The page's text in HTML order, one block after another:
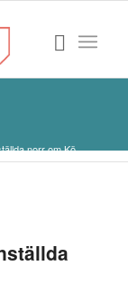
norr om Kö...